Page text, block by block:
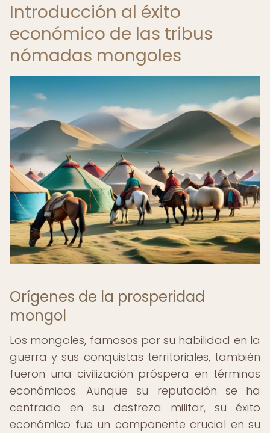
Introducción al éxito
económico de las tribus
nómadas mongoles
Orígenes de la prosperidad
mongol
Los mongoles, famosos por su habilidad en la
guerra y sus conquistas territoriales, también
fueron una civilización próspera en términos
económicos. Aunque su reputación se ha
centrado en su destreza militar, su éxito
económico fue un componente crucial en su